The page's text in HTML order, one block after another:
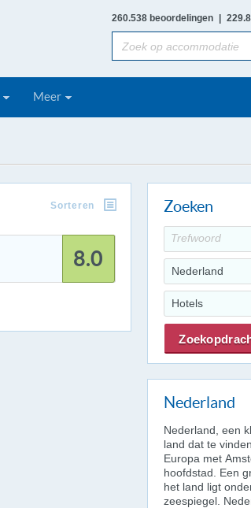
260.538 beoordelingen
Meer
Sorteren
8.0
Zoeken
Nederland
Hotels
Nederland
Nederland, een
land dat te
Europa met
hoofdstad. Een
het land ligt
zeespiegel.